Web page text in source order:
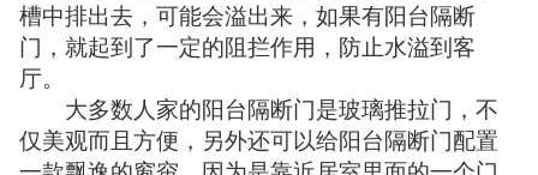
槽中排出去，可能会溢出来，如果有阳台隔断
门，就起到了一定的阻拦作用，防止水溢到客
厅。
大多数人家的阳台隔断门是玻璃推拉门，不
仅美观而且方便，另外还可以给阳台隔断门配置